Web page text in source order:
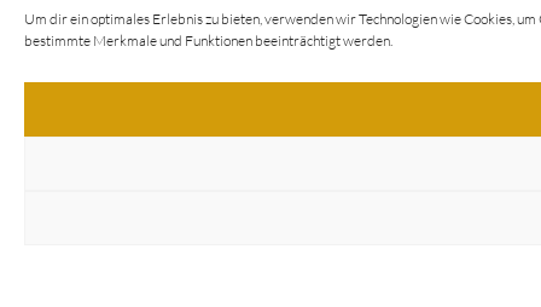
Um dir ein optimales Erlebnis zu bieten, verwenden wir Technologien wie Cookies,
bestimmte Merkmale und Funktionen beeinträchtigt werden.